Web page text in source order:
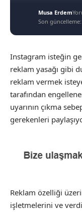
Son
Musa Erdem
Instagram isteğin
reklam yasağı gibi
reklam vermek
tarafından
uyarının çıkma
gerekenleri
Reklam özelliği
işletmelerini ve